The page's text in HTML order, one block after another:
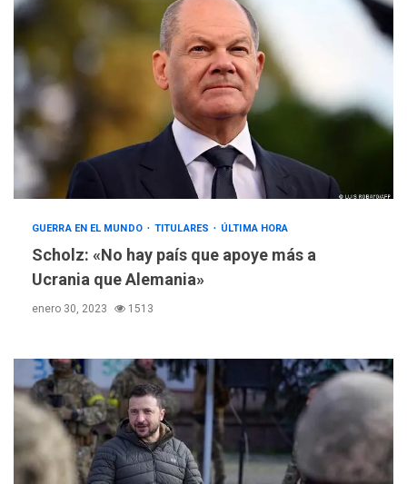
GUERRA EN EL MUNDO TITULARES ÚLTIMA HORA
Scholz: «No hay país que apoye más a
Ucrania que Alemania»
enero 30, 2023 1513